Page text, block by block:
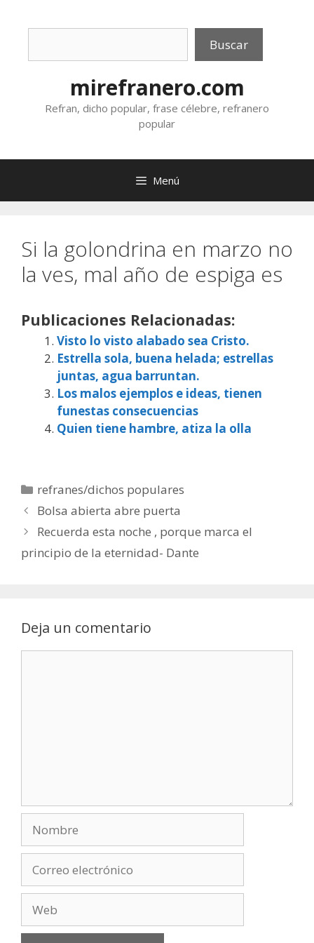
Buscar
mirefranero.com
Refran, dicho popular, frase célebre, refranero
popular
Menú
Si la golondrina en marzo no
la ves, mal año de espiga es
Publicaciones Relacionadas:
Visto lo visto alabado sea Cristo.
Estrella sola, buena helada; estrellas
juntas, agua barruntan.
Los malos ejemplos e ideas, tienen
funestas consecuencias
Quien tiene hambre, atiza la olla
Categorías
refranes/dichos populares
Bolsa abierta abre puerta
Recuerda esta noche , porque marca el
principio de la eternidad- Dante
Deja un comentario
electrónico